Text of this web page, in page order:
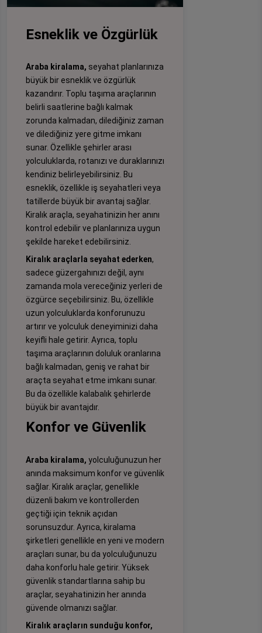
Esneklik ve Özgürlük
Araba kiralama, seyahat planlarınıza
büyük bir esneklik ve özgürlük
kazandırır. Toplu taşıma araçlarının
belirli saatlerine bağlı kalmak
zorunda kalmadan, dilediğiniz zaman
ve dilediğiniz yere gitme imkanı
sunar. Özellikle şehirler arası
yolculuklarda, rotanızı ve duraklarınızı
kendiniz belirleyebilirsiniz. Bu
esneklik, özellikle iş seyahatleri veya
tatillerde büyük bir avantaj sağlar.
Kiralık araçla, seyahatinizin her anını
kontrol edebilir ve planlarınıza uygun
şekilde hareket edebilirsiniz.
Kiralık araçlarla seyahat ederken,
sadece güzergahınızı değil, aynı
zamanda mola vereceğiniz yerleri de
özgürce seçebilirsiniz. Bu, özellikle
uzun yolculuklarda konforunuzu
artırır ve yolculuk deneyiminizi daha
keyifli hale getirir. Ayrıca, toplu
taşıma araçlarının doluluk oranlarına
bağlı kalmadan, geniş ve rahat bir
araçta seyahat etme imkanı sunar.
Bu da özellikle kalabalık şehirlerde
büyük bir avantajdır.
Konfor ve Güvenlik
Araba kiralama, yolculuğunuzun her
anında maksimum konfor ve güvenlik
sağlar. Kiralık araçlar, genellikle
düzenli bakım ve kontrollerden
geçtiği için teknik açıdan
sorunsuzdur. Ayrıca, kiralama
şirketleri genellikle en yeni ve modern
araçları sunar, bu da yolculuğunuzu
daha konforlu hale getirir. Yüksek
güvenlik standartlarına sahip bu
araçlar, seyahatinizin her anında
güvende olmanızı sağlar.
Kiralık araçların sunduğu konfor,